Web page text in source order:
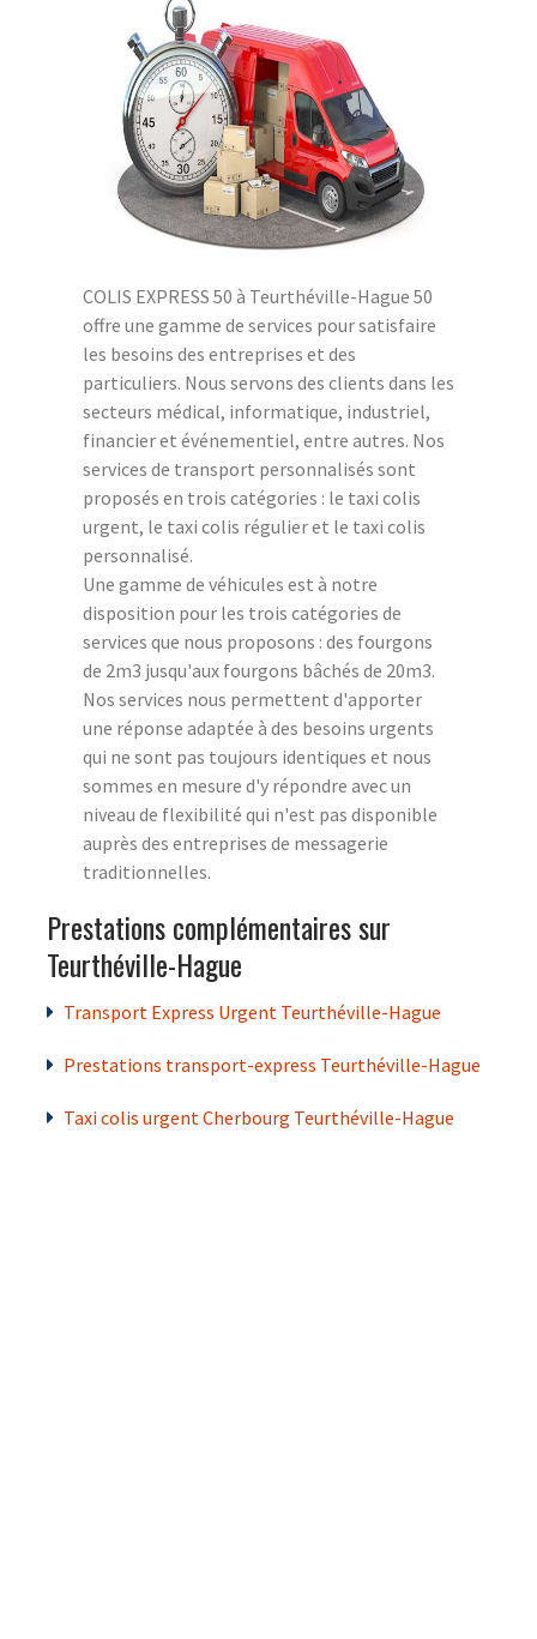
COLIS EXPRESS 50 à Teurthéville-Hague 50
offre une gamme de services pour satisfaire
les besoins des entreprises et des
particuliers. Nous servons des clients dans les
secteurs médical, informatique, industriel,
financier et événementiel, entre autres. Nos
services de transport personnalisés sont
proposés en trois catégories : le taxi colis
urgent, le taxi colis régulier et le taxi colis
personnalisé.
Une gamme de véhicules est à notre
disposition pour les trois catégories de
services que nous proposons : des fourgons
de 2m3 jusqu'aux fourgons bâchés de 20m3.
Nos services nous permettent d'apporter
une réponse adaptée à des besoins urgents
qui ne sont pas toujours identiques et nous
sommes en mesure d'y répondre avec un
niveau de flexibilité qui n'est pas disponible
auprès des entreprises de messagerie
traditionnelles.
Prestations complémentaires sur
Teurthéville-Hague
Transport Express Urgent Teurthéville-Hague
Prestations transport-express Teurthéville-Hague
Taxi colis urgent Cherbourg Teurthéville-Hague